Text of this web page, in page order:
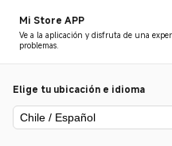
Mi Store APP
Ve a la aplicación y disfruta de una
problemas.
Elige tu ubicación e idioma
Chile / Español